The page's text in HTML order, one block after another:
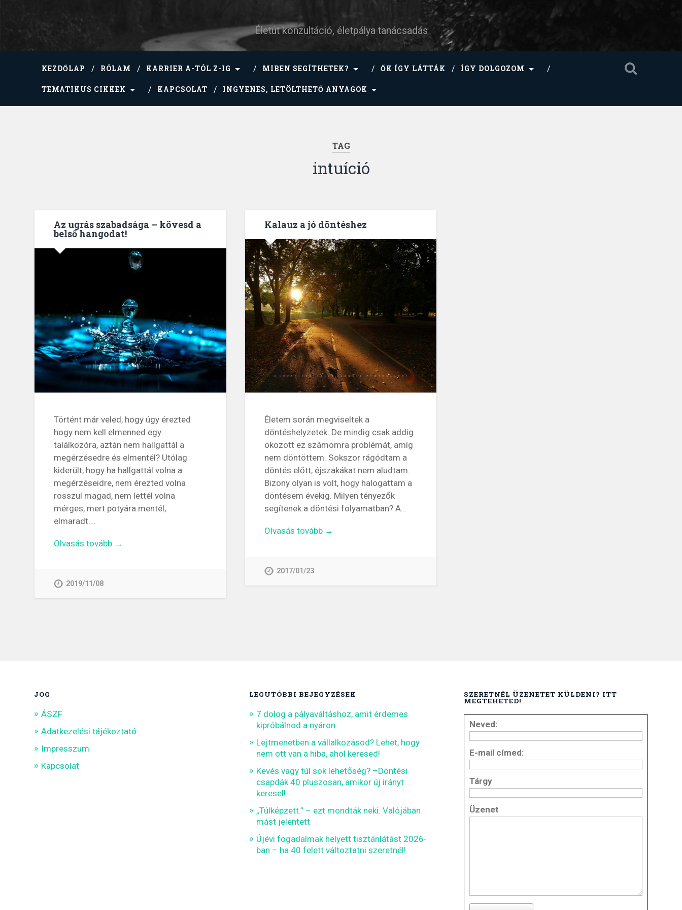
Életút konzultáció, életpálya tanácsadás
KEZDŐLAP RÓLAM KARRIER A-TÓL Z-IG MIBEN SEGÍTHETEK? ŐK ÍGY LÁTTÁK ÍGY DOLGOZOM
TEMATIKUS CIKKEK KAPCSOLAT INGYENES, LETÖLTHETŐ ANYAGOK
TAG
intuíció
Az ugrás szabadsága – kövesd a
belső hangodat!
Történt már veled, hogy úgy érezted
hogy nem kell elmenned egy
találkozóra, aztán nem hallgattál a
megérzésedre és elmentél? Utólag
kiderült, hogy ha hallgattál volna a
megérzéseidre, nem érezted volna
rosszul magad, nem lettél volna
mérges, mert potyára mentél,
elmaradt….
Olvasás tovább →
2019/11/08
Kalauz a jó döntéshez
Életem során megviseltek a
döntéshelyzetek. De mindig csak addig
okozott ez számomra problémát, amíg
nem döntöttem. Sokszor rágódtam a
döntés előtt, éjszakákat nem aludtam.
Bizony olyan is volt, hogy halogattam a
döntésem évekig. Milyen tényezők
segítenek a döntési folyamatban? A…
Olvasás tovább →
2017/01/23
JOG
ÁSZF
Adatkezelési tájékoztató
Impresszum
Kapcsolat
LEGUTÓBBI BEJEGYZÉSEK
7 dolog a pályaváltáshoz, amit érdemes
kipróbálnod a nyáron
Lejtmenetben a vállalkozásod? Lehet, hogy
nem ott van a hiba, ahol keresed!
Kevés vagy túl sok lehetőség? –Döntési
csapdák 40 pluszosan, amikor új irányt
keresel!
„Túlképzett.” – ezt mondták neki. Valójában
mást jelentett
Újévi fogadalmak helyett tisztánlátást 2026-
ban – ha 40 felett változtatni szeretnél!
SZERETNÉL ÜZENETET KÜLDENI? ITT
MEGTEHETED!
Neved:
E-mail címed:
Tárgy
Üzenet